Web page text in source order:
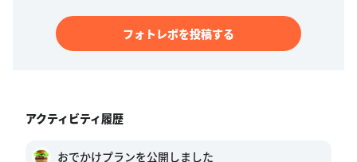
フォトレポを投稿する
アクティビティ履歴
おでかけプランを公開しました